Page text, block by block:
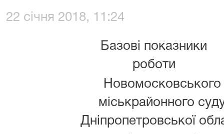
22 січня 2018, 11:24
Базові показники
роботи
Новомосковського
міськрайонного
Дніпропетровської